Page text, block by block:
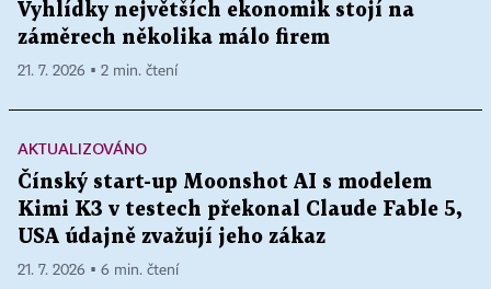
Vyhlídky největších ekonomik stojí na
záměrech několika málo firem
21. 7. 2026 ▪ 2 min. čtení
AKTUALIZOVÁNO
Čínský start-up Moonshot AI s modelem
Kimi K3 v testech překonal Claude Fable 5,
USA údajně zvažují jeho zákaz
21. 7. 2026 ▪ 6 min. čtení